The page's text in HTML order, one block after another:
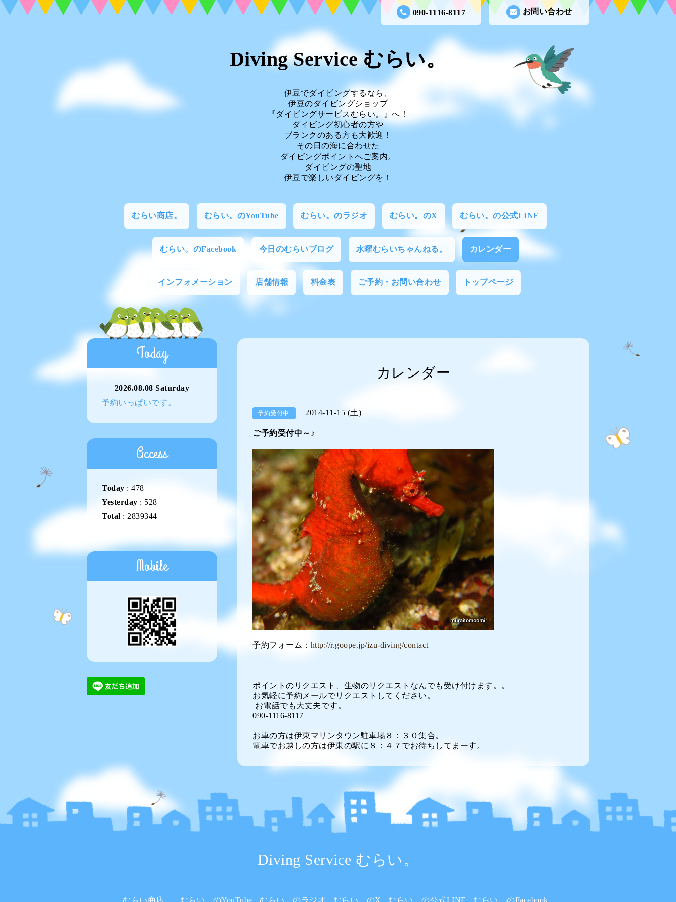
お問い合わせ
090-1116-8117
Diving Service むらい。
伊豆でダイビングするなら、
伊豆のダイビングショップ
『ダイビングサービスむらい。』へ！
ダイビング初心者の方や
ブランクのある方も大歓迎！
その日の海に合わせた
ダイビングポイントへご案内。
ダイビングの聖地
伊豆で楽しいダイビングを！
むらい商店。 むらい。のYouTube むらい。のラジオ むらい。のX むらい。の公式LINE
むらい。のFacebook 今日のむらいブログ 水曜むらいちゃんねる。 カレンダー
インフォメーション 店舗情報 料金表 ご予約・お問い合わせ トップページ
カレンダー
予約受付中 2014-11-15 (土)
ご予約受付中～♪
予約フォーム： http://r.goope.jp/izu-diving/contact
ポイントのリクエスト、生物のリクエストなんでも受け付けます。。
お気軽に予約メールでリクエストしてください。
お電話でも大丈夫です。
090-1116-8117
お車の方は伊東マリンタウン駐車場８：３０集合。
電車でお越しの方は伊東の駅に８：４７でお待ちしてまーす。
Today
2026.08.08 Saturday
予約いっぱいです。
Access
Today : 478
Yesterday : 528
Total : 2839344
Mobile
Diving Service むらい。
むらい商店。 むらい。のYouTube むらい。のラジオ むらい。のX むらい。の公式LINE むらい。のFacebook